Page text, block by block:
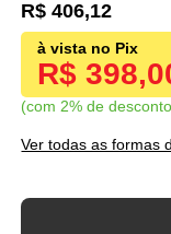
R$
com 2% de
R$ 406,12
Ver todas as formas